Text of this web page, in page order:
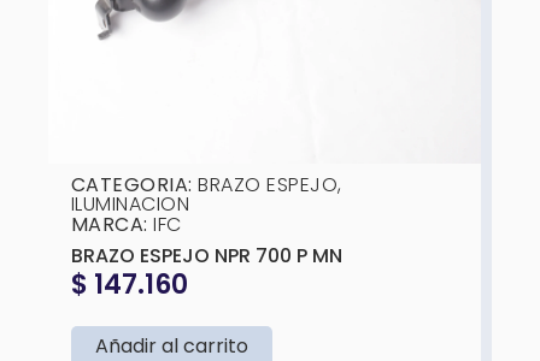
CATEGORIA:BRAZO ESPEJO,
ILUMINACION
MARCA:IFC
BRAZO ESPEJO NPR 700 P MN
$147.160
Añadir al carrito